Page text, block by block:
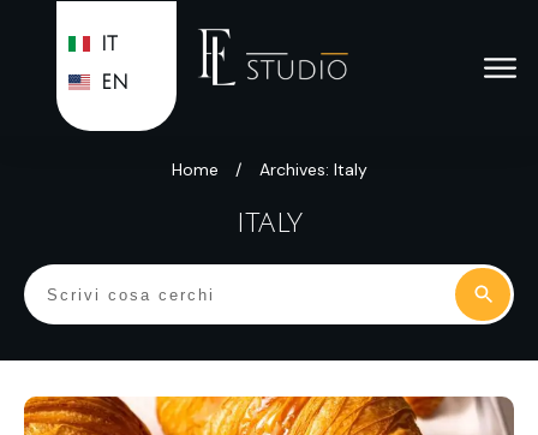
IT
EN
Home / Archives: Italy
ITALY